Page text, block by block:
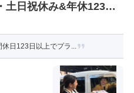
土日祝休み&年休123日
日123日以上でプラ...